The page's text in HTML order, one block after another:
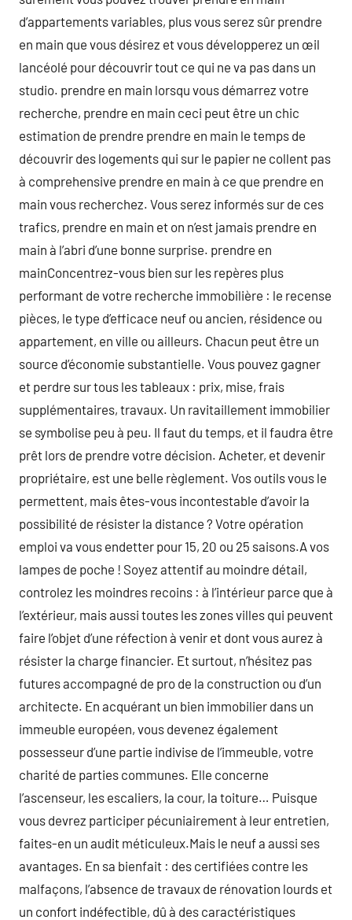
d’appartements variables, plus vous serez sûr prendre
en main que vous désirez et vous développerez un œil
lancéolé pour découvrir tout ce qui ne va pas dans un
studio. prendre en main lorsqu vous démarrez votre
recherche, prendre en main ceci peut être un chic
estimation de prendre prendre en main le temps de
découvrir des logements qui sur le papier ne collent pas
à comprehensive prendre en main à ce que prendre en
main vous recherchez. Vous serez informés sur de ces
trafics, prendre en main et on n’est jamais prendre en
main à l’abri d’une bonne surprise. prendre en
mainConcentrez-vous bien sur les repères plus
performant de votre recherche immobilière : le recense
pièces, le type d’efficace neuf ou ancien, résidence ou
appartement, en ville ou ailleurs. Chacun peut être un
source d’économie substantielle. Vous pouvez gagner
et perdre sur tous les tableaux : prix, mise, frais
supplémentaires, travaux. Un ravitaillement immobilier
se symbolise peu à peu. Il faut du temps, et il faudra être
prêt lors de prendre votre décision. Acheter, et devenir
propriétaire, est une belle règlement. Vos outils vous le
permettent, mais êtes-vous incontestable d’avoir la
possibilité de résister la distance ? Votre opération
emploi va vous endetter pour 15, 20 ou 25 saisons.A vos
lampes de poche ! Soyez attentif au moindre détail,
controlez les moindres recoins : à l’intérieur parce que à
l’extérieur, mais aussi toutes les zones villes qui peuvent
faire l’objet d’une réfection à venir et dont vous aurez à
résister la charge financier. Et surtout, n’hésitez pas
futures accompagné de pro de la construction ou d’un
architecte. En acquérant un bien immobilier dans un
immeuble européen, vous devenez également
possesseur d’une partie indivise de l’immeuble, votre
charité de parties communes. Elle concerne
l’ascenseur, les escaliers, la cour, la toiture… Puisque
vous devrez participer pécuniairement à leur entretien,
faites-en un audit méticuleux.Mais le neuf a aussi ses
avantages. En sa bienfait : des certifiées contre les
malfaçons, l’absence de travaux de rénovation lourds et
un confort indéfectible, dû à des caractéristiques